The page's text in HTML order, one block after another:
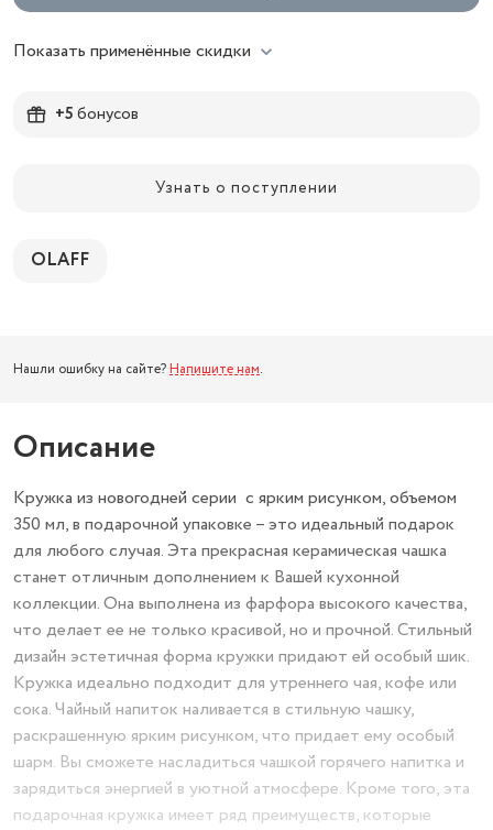
Показать применённые скидки
+5бонусов
Узнать о поступлении
OLAFF
Нашли ошибку на сайте? Напишите нам.
Описание
Кружка из новогодней серии с ярким рисунком, объемом
350 мл, в подарочной упаковке – это идеальный подарок
для любого случая. Эта прекрасная керамическая чашка
станет отличным дополнением к Вашей кухонной
коллекции. Она выполнена из фарфора высокого качества,
что делает ее не только красивой, но и прочной. Стильный
дизайн эстетичная форма кружки придают ей особый шик.
Кружка идеально подходит для утреннего чая, кофе или
сока. Чайный напиток наливается в стильную чашку,
раскрашенную ярким рисунком, что придает ему особый
шарм. Вы сможете насладиться чашкой горячего напитка и
зарядиться энергией в уютной атмосфере. Кроме того, эта
подарочная кружка имеет ряд преимуществ, которые